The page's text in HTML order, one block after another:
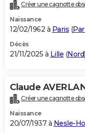
Destinations
City break
Voyage nature
Voyage de noces
Forum
Climat
+PHOTO
GUIDES D'ACHAT
BONS PLANS
Carte de Noël
Carte Bonne année
Carte Saint-Valentin
Carte Pâques
Carte d'anniversaire
DICTIONNAIRE
Dictionnaire
Biographies
Citations
Expressions
Proverbes
PROGRAMME TV
Créer une cagnotte
Naissance
12/02/1962 à Paris (
Décès
21/11/2025 à Lille (Nord)
Claude
Créer une cagnotte
Naissance
20/07/1937 à Nesle-